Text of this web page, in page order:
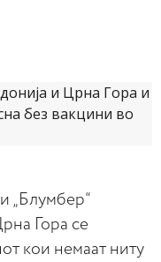
„Блумбер“
Гора се
кои немаат ниту